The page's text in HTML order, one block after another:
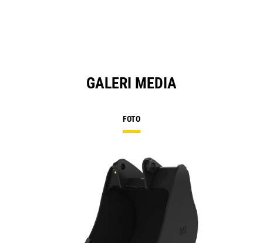
GALERI MEDIA
FOTO